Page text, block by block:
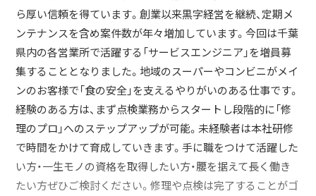
ら厚い信頼を得ています。創業以来黒字経営を継続、定期メ
ンテナンスを含め案件数が年々増加しています。今回は千葉
県内の各営業所で活躍する「サービスエンジニア」を増員募
集することとなりました。地域のスーパーやコンビニがメイ
ンのお客様で「食の安全」を支えるやりがいのある仕事です。
経験のある方は、まず点検業務からスタートし段階的に「修
理のプロ」へのステップアップが可能。未経験者は本社研修
で時間をかけて育成していきます。手に職をつけて活躍した
い方・一生モノの資格を取得したい方・腰を据えて長く働き
たい方ぜひご検討ください。修理や点検は完了することがゴ